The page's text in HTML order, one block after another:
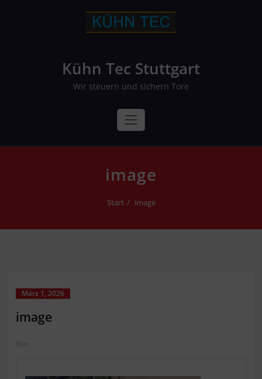
Kühn Tec Stuttgart
Wir steuern und sichern Tore
image
Start image
März 1, 2026
image